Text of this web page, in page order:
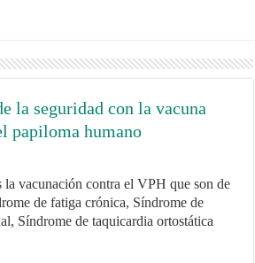
la seguridad con la vacuna
papiloma humano
la vacunación contra el VPH que son de
de fatiga crónica, Síndrome de
Síndrome de taquicardia ortostática